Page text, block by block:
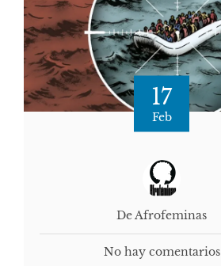
17
Feb
De Afrofeminas
No hay comentarios